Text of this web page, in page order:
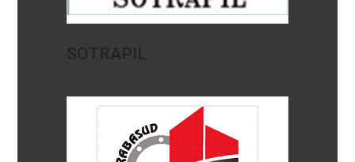
SOTRAPIL